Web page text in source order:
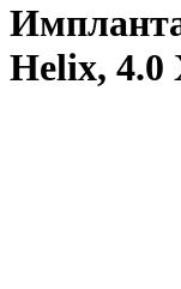
Helix, 4.0